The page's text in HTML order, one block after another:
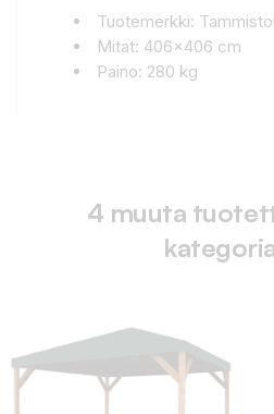
Tuotemerkki:
Mitat: 406x406 cm
Paino: 280 kg
4 muuta